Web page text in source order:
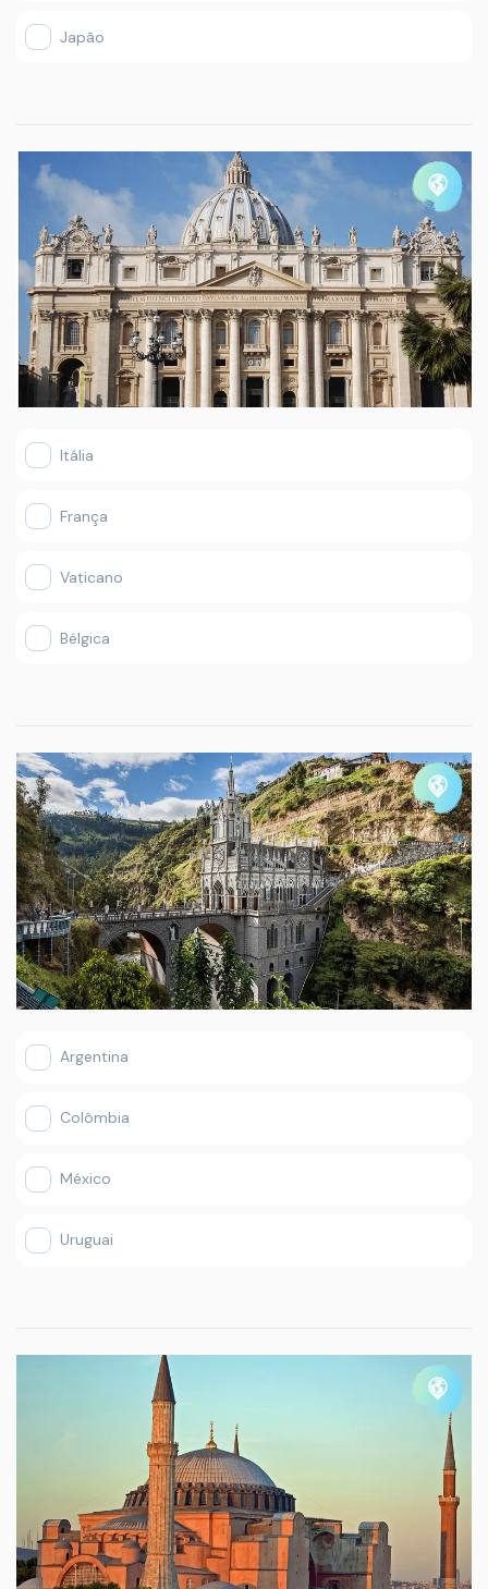
Japão
Itália
França
Vaticano
Bélgica
Argentina
Colômbia
México
Uruguai